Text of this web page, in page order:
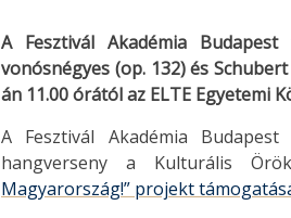
A Fesztivál Akadémia
vonósnégyes (op. 132) és
án 11.00 órától az ELTE Egyetemi
A Fesztivál Akadémia
hangverseny a Kulturális
Magyarország!” projekt